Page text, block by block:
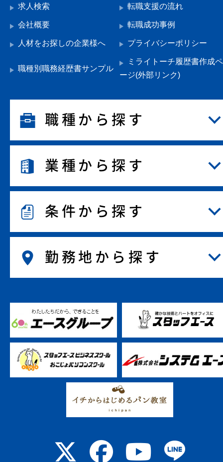
求人検索 転職支援の流れ
会社概要 転職成功事例
人材をお探しの企業様へ プライバシーポリシー
職種別職務経歴書サンプル
ミライトーチ履歴書作成ペ
ージ(外部リンク)
職種から探す
業種から探す
条件から探す
勤務地から探す